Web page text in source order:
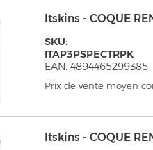
Itskins - COQUE
SKU:
ITAP3PSPECTRPK
EAN: 4894465299385
Prix de vente moyen
Itskins - COQUE